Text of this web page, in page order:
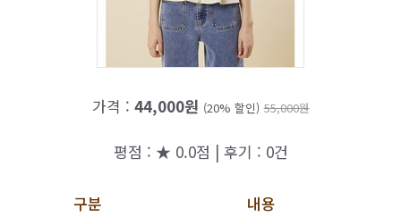
가격 : 44,000원 (20% 할인) 55,000원
평점 : ★ 0.0점 | 후기 : 0건
구분
내용